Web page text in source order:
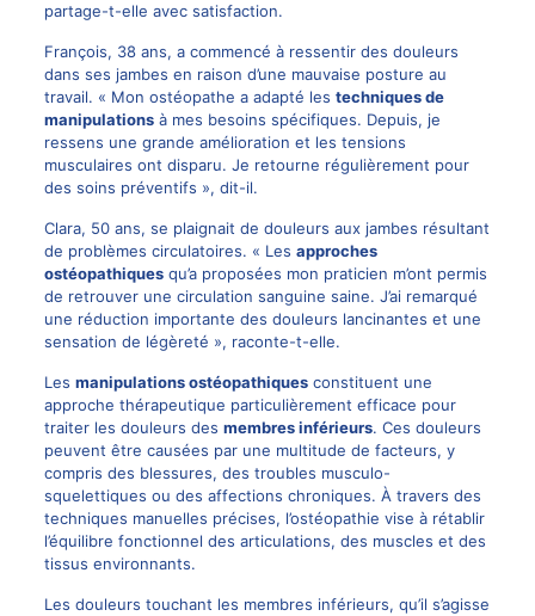
partage-t-elle avec satisfaction.
François, 38 ans, a commencé à ressentir des douleurs
dans ses jambes en raison d’une mauvaise posture au
travail. « Mon ostéopathe a adapté les techniques de
manipulationsà mes besoins spécifiques. Depuis, je
ressens une grande amélioration et les tensions
musculaires ont disparu. Je retourne régulièrement pour
des soins préventifs », dit-il.
Clara, 50 ans, se plaignait de douleurs aux jambes résultant
de problèmes circulatoires. « Les approches
ostéopathiquesqu’a proposées mon praticien m’ont permis
de retrouver une circulation sanguine saine. J’ai remarqué
une réduction importante des douleurs lancinantes et une
sensation de légèreté », raconte-t-elle.
Les manipulations ostéopathiquesconstituent une
approche thérapeutique particulièrement efficace pour
traiter les douleurs des membres inférieurs. Ces douleurs
peuvent être causées par une multitude de facteurs, y
compris des blessures, des troubles musculo-
squelettiques ou des affections chroniques. À travers des
techniques manuelles précises, l’ostéopathie vise à rétablir
l’équilibre fonctionnel des articulations, des muscles et des
tissus environnants.
Les douleurs touchant les membres inférieurs, qu’il s’agisse